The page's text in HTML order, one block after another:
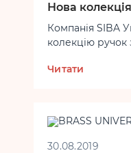
Компанія SIBA
колекцію ручок
AISI 304,
медичні заклади
приміщень з
Ручки з
Читати
30.08.2019